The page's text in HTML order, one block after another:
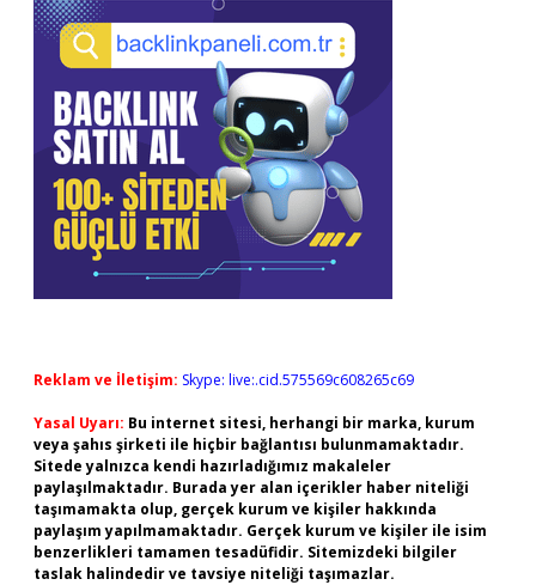
Reklam ve İletişim: Skype: live:.cid.575569c608265c69
Yasal Uyarı: Bu internet sitesi, herhangi bir marka, kurum
veya şahıs şirketi ile hiçbir bağlantısı bulunmamaktadır.
Sitede yalnızca kendi hazırladığımız makaleler
paylaşılmaktadır. Burada yer alan içerikler haber niteliği
taşımamakta olup, gerçek kurum ve kişiler hakkında
paylaşım yapılmamaktadır. Gerçek kurum ve kişiler ile isim
benzerlikleri tamamen tesadüfidir. Sitemizdeki bilgiler
taslak halindedir ve tavsiye niteliği taşımazlar.